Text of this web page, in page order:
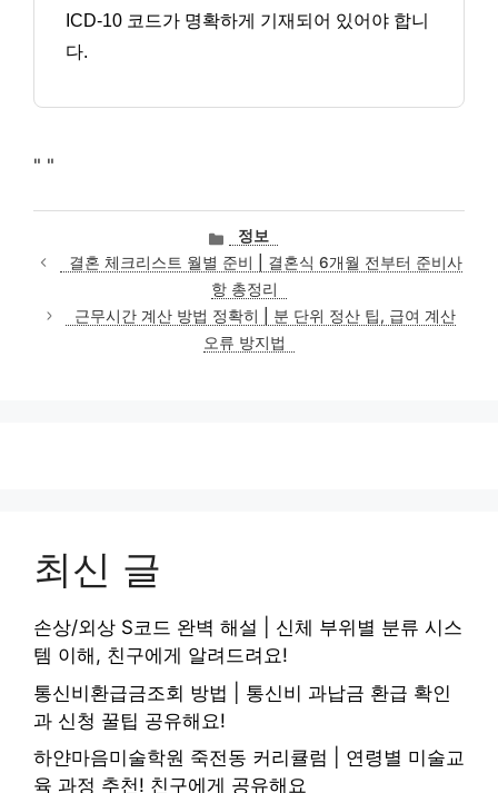
ICD-10 코드가 명확하게 기재되어 있어야 합니
다.
" "
카
테
고
리
정보
결혼 체크리스트 월별 준비 | 결혼식 6개월 전부터 준비사
항 총정리
근무시간 계산 방법 정확히 | 분 단위 정산 팁, 급여 계산
오류 방지법
최신 글
손상/외상 S코드 완벽 해설 | 신체 부위별 분류 시스
템 이해, 친구에게 알려드려요!
통신비환급금조회 방법 | 통신비 과납금 환급 확인
과 신청 꿀팁 공유해요!
하얀마음미술학원 죽전동 커리큘럼 | 연령별 미술교
육 과정 추천! 친구에게 공유해요